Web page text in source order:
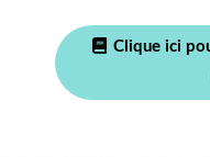
Clique ici